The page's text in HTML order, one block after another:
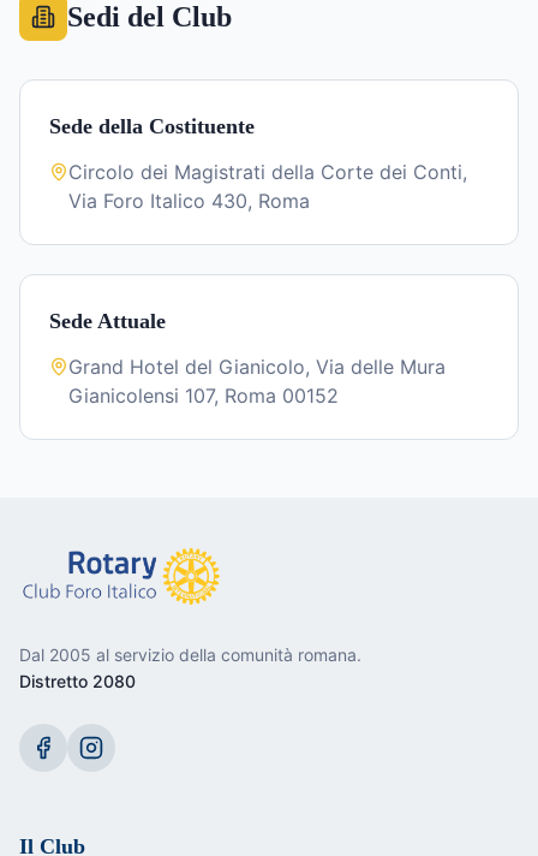
Sedi del Club
Sede della Costituente
Circolo dei Magistrati della Corte dei Conti,
Via Foro Italico 430, Roma
Sede Attuale
Grand Hotel del Gianicolo, Via delle Mura
Gianicolensi 107, Roma 00152
Dal 2005 al servizio della comunità romana.
Distretto 2080
Il Club